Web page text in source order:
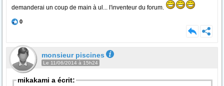
demanderai un coup de main à ul... l'inventeur du forum.
0
monsieur piscines
Le 11/06/2014 à 15h24
mikakami a écrit: